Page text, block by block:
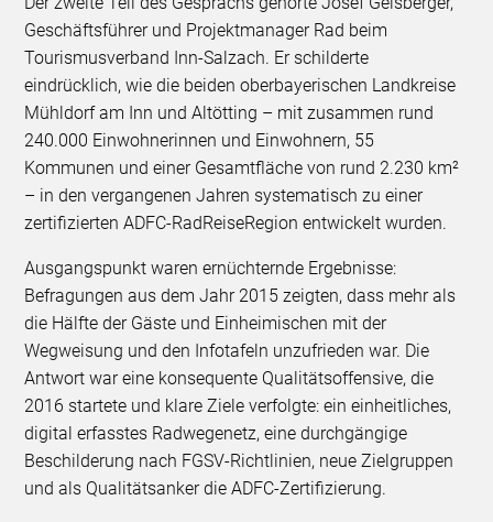
Geschäftsführer und Projektmanager Rad beim
Tourismusverband Inn-Salzach. Er schilderte
eindrücklich, wie die beiden oberbayerischen Landkreise
Mühldorf am Inn und Altötting – mit zusammen rund
240.000 Einwohnerinnen und Einwohnern, 55
Kommunen und einer Gesamtfläche von rund 2.230 km²
– in den vergangenen Jahren systematisch zu einer
zertifizierten ADFC-RadReiseRegion entwickelt wurden.
Ausgangspunkt waren ernüchternde Ergebnisse:
Befragungen aus dem Jahr 2015 zeigten, dass mehr als
die Hälfte der Gäste und Einheimischen mit der
Wegweisung und den Infotafeln unzufrieden war. Die
Antwort war eine konsequente Qualitätsoffensive, die
2016 startete und klare Ziele verfolgte: ein einheitliches,
digital erfasstes Radwegenetz, eine durchgängige
Beschilderung nach FGSV-Richtlinien, neue Zielgruppen
und als Qualitätsanker die ADFC-Zertifizierung.